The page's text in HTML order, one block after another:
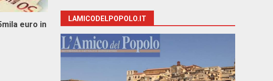
euro in
LAMICODELPOPOLO.IT